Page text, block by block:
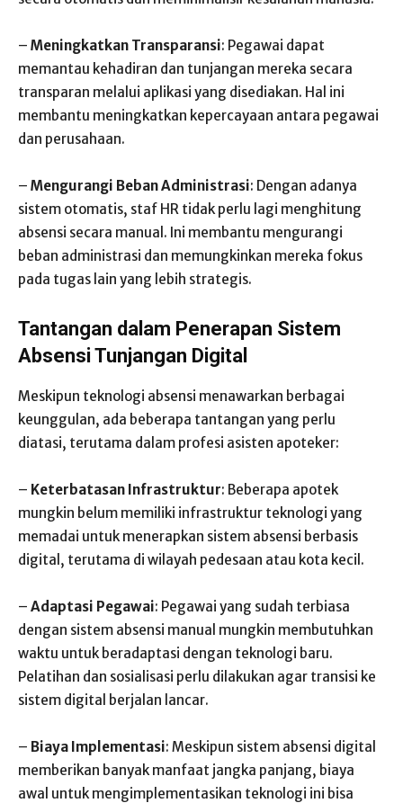
– Meningkatkan Transparansi: Pegawai dapat
memantau kehadiran dan tunjangan mereka secara
transparan melalui aplikasi yang disediakan. Hal ini
membantu meningkatkan kepercayaan antara pegawai
dan perusahaan.
– Mengurangi Beban Administrasi: Dengan adanya
sistem otomatis, staf HR tidak perlu lagi menghitung
absensi secara manual. Ini membantu mengurangi
beban administrasi dan memungkinkan mereka fokus
pada tugas lain yang lebih strategis.
Tantangan dalam Penerapan Sistem
Absensi Tunjangan Digital
Meskipun teknologi absensi menawarkan berbagai
keunggulan, ada beberapa tantangan yang perlu
diatasi, terutama dalam profesi asisten apoteker:
– Keterbatasan Infrastruktur: Beberapa apotek
mungkin belum memiliki infrastruktur teknologi yang
memadai untuk menerapkan sistem absensi berbasis
digital, terutama di wilayah pedesaan atau kota kecil.
– Adaptasi Pegawai: Pegawai yang sudah terbiasa
dengan sistem absensi manual mungkin membutuhkan
waktu untuk beradaptasi dengan teknologi baru.
Pelatihan dan sosialisasi perlu dilakukan agar transisi ke
sistem digital berjalan lancar.
– Biaya Implementasi: Meskipun sistem absensi digital
memberikan banyak manfaat jangka panjang, biaya
awal untuk mengimplementasikan teknologi ini bisa